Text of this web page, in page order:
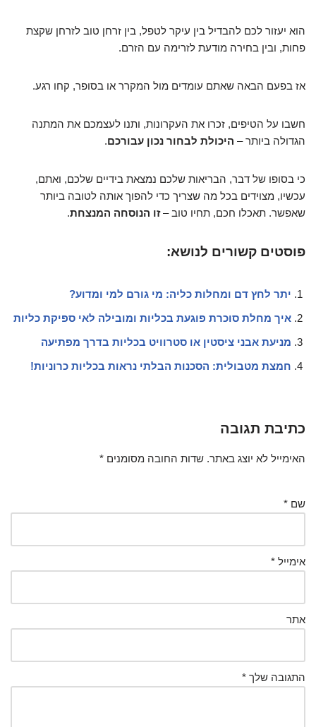
הוא יעזור לכם להבדיל בין עיקר לטפל, בין זרחן טוב לזרחן שקצת
פחות, ובין בחירה מודעת לזרימה עם הזרם.
אז בפעם הבאה שאתם עומדים מול המקרר או בסופר, קחו רגע.
חשבו על הטיפים, זכרו את העקרונות, ותנו לעצמכם את המתנה
הגדולה ביותר – היכולת לבחור נכון עבורכם.
כי בסופו של דבר, הבריאות שלכם נמצאת בידיים שלכם, ואתם,
עכשיו, מצוידים בכל מה שצריך כדי להפוך אותה לטובה ביותר
שאפשר. תאכלו חכם, תחיו טוב –זו הנוסחה המנצחת.
פוסטים קשורים לנושא:
יתר לחץ דם ומחלות כליה: מי גורם למי ומדוע?
איך מחלת סוכרת פוגעת בכליות ומובילה לאי ספיקת כליות
מניעת אבני ציסטין או סטרוויט בכליות בדרך מפתיעה
חמצת מטבולית: הסכנות הבלתי נראות בכליות כרוניות!
כתיבת תגובה
האימייל לא יוצג באתר. שדות החובה מסומנים *
שם *
אימייל *
אתר
התגובה שלך *